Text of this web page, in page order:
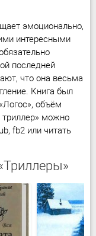
эмоционально,
интересными
последней
что она весьма
Книга был
объём
триллер» можно
fb2 или читать